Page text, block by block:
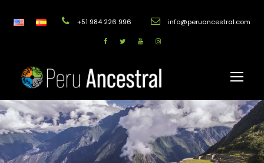
+51 984 226 996 info@peruancestral.com